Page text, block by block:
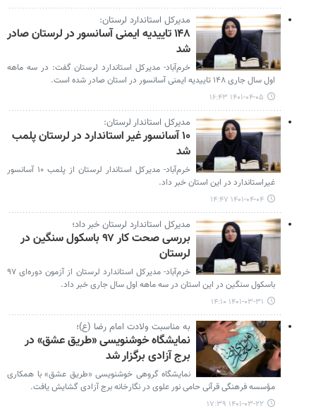
مدیرکل استاندارد لرستان:
۱۴۸ تاییدیه ایمنی آسانسور در لرستان صادر
شد
خرم‌آباد- مدیرکل استاندارد لرستان گفت: در سه ماهه
اول سال جاری ۱۴۸ تاییدیه ایمنی آسانسور در استان صادر شده است.
۱۴۰۱-۰۴-۰۵ ۱۶:۴۳
مدیرکل استاندار لرستان:
۱۰ آسانسور غیر استاندارد در لرستان پلمب
شد
خرم‌آباد- مدیرکل استاندار لرستان از پلمب ۱۰ آسانسور
غیراستاندارد در این استان خبر داد.
۱۴۰۱-۰۴-۰۴ ۱۴:۴۷
مدیرکل استاندارد لرستان خبر داد؛
بررسی صحت کار ۹۷ باسکول سنگین در
لرستان
خرم‌آباد- مدیرکل استاندارد لرستان از آزمون دوره‌ای ۹۷
باسکول سنگین در این استان در سه ماهه اول سال جاری خبر داد.
۱۴۰۱-۰۳-۳۱ ۱۴:۱۰
به مناسبت ولادت امام رضا (ع)؛
نمایشگاه خوشنویسی «طریق عشق» در
برج آزادی برگزار شد
نمایشگاه گروهی خوشنویسی «طریق عشق» با همکاری
مؤسسه فرهنگی قرآنی حامی نور علوی در نگارخانه برج آزادی گشایش یافت.
۱۴۰۱-۰۳-۲۲ ۱۷:۳۹